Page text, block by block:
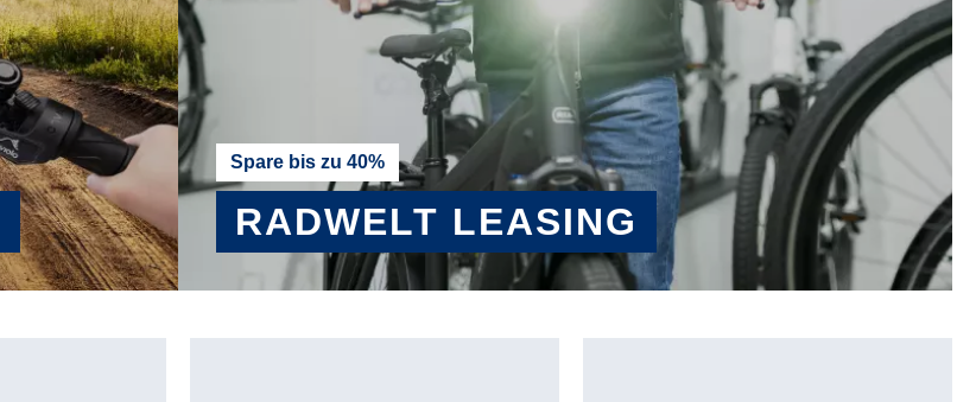
Spare bis zu 40%
RADWELT LEASING
MEHR ERFAHREN